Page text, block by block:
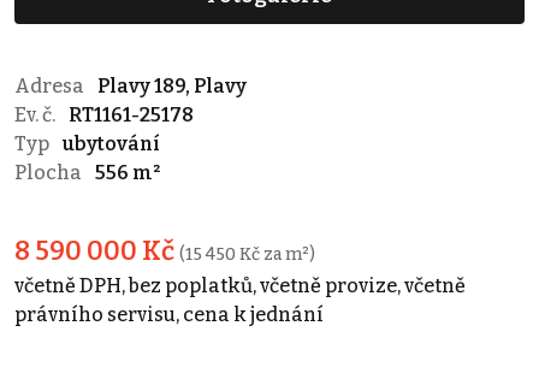
Adresa
Plavy 189, Plavy
Ev. č.
RT1161-25178
Typ ubytování
Plocha
556 m²
8 590 000 Kč (15 450 Kč za m²)
včetně DPH, bez poplatků, včetně provize, včetně
právního servisu, cena k jednání